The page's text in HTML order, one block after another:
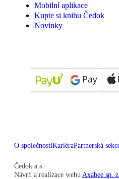
Mobilní aplikace
Kupte si knihu Čedok
Novinky
O společnostiKariéraPartnerská
Čedok a.s
Návrh a realizace webu Axabee sp.